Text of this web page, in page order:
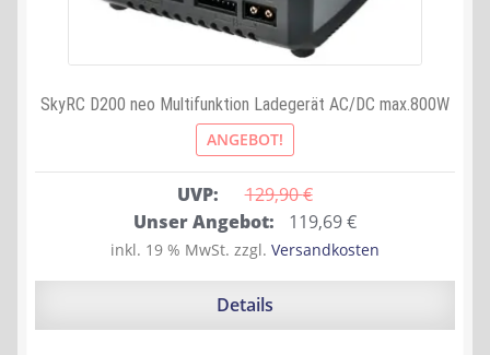
SkyRC D200 neo Multifunktion Ladegerät AC/DC max.800W
ANGEBOT!
UVP: 129,90 €
Ursprünglicher
Preis
war:
Unser Angebot: 119,69€Aktueller
Preis
ist:
inkl. 19 % MwSt. zzgl. Versandkosten
Details